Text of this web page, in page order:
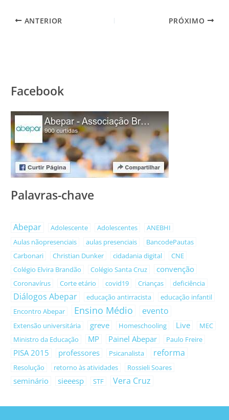
ANTERIOR PRÓXIMO
Facebook
Palavras-chave
Abepar Adolescente Adolescentes
ANEBHI
Aulas nãopresenciais
aulas presenciais
BancodePautas
Carbonari
Christian Dunker cidadania digital
CNE
Colégio Elvira Brandão
Colégio Santa Cruz convenção
Coronavírus Corte etário covid19 Crianças deficiência
Diálogos Abepar educação antirracista
educação infantil
Encontro Abepar
Ensino Médio evento
Extensão universitária greve Homeschooling Live
MEC
Ministro da Educação
MP Painel Abepar Paulo Freire
PISA 2015 professores Psicanalista reforma
Resolução retorno às atividades Rossieli Soares
seminário sieeesp STF Vera Cruz